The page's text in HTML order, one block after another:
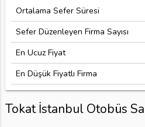
Ortalama Sefer Süresi
Sefer Düzenleyen Firma Sayısı
En Ucuz Fiyat
En Düşük Fiyatlı Firma
Tokat İstanbul Otobüs